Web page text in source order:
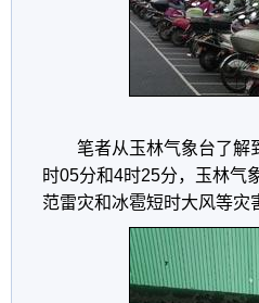
笔者从玉林气象台了解
时05分和4时25分，玉林气
范雷灾和冰雹短时大风等灾